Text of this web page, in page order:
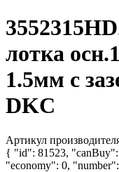
лотка
1.5мм с
DKC
Артикул
{ "id": 81523,
"economy": 0,